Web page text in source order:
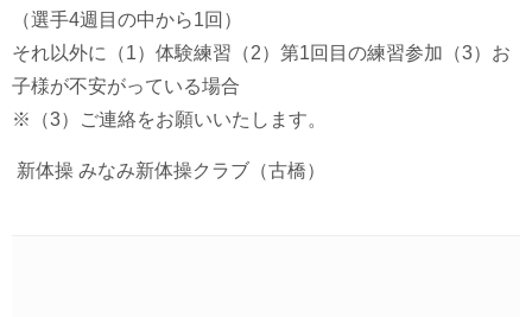
（選手4週目の中から1回）
それ以外に（1）体験練習（2）第1回目の練習参加（3）お
子様が不安がっている場合
※（3）ご連絡をお願いいたします。
新体操 みなみ新体操クラブ（古橋）